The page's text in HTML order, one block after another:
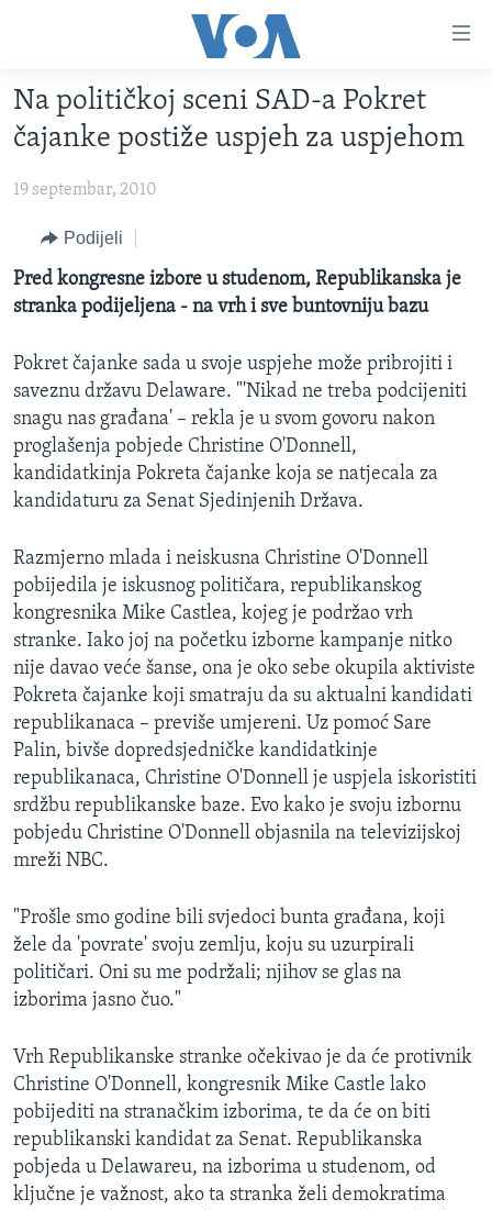
glavni
sadržaj
Pređi
na
navigaciju
Idi
na
TV PROGRAM
VIDEO
FOTOGRAFIJE DANA
VIJESTI
SJEDINJENE AMERIČKE DRŽAVE
BOSNA I HERCEGOVINA
SVIJET
NAUKA I TEHNOLOGIJA
SPECIJALNI PROJEKTI
KORUPCIJA
SLOBODA MEDIJA
ŽENSKA STRANA
IZBJEGLIČKA STRANA
MAGAZIN
O GLASU AMERIKE
Learning English
PRATITE NAS
Jezici
Na političkoj sceni SAD-a Pokret
čajanke postiže uspjeh za uspjehom
19 septembar, 2010
Podijeli
Pred kongresne izbore u studenom, Republikanska je
stranka podijeljena - na vrh i sve buntovniju bazu
Pokret čajanke sada u svoje uspjehe može pribrojiti i
saveznu državu Delaware. "'Nikad ne treba podcijeniti
snagu nas građana' – rekla je u svom govoru nakon
proglašenja pobjede Christine O'Donnell,
kandidatkinja Pokreta čajanke koja se natjecala za
kandidaturu za Senat Sjedinjenih Država.
Razmjerno mlada i neiskusna Christine O'Donnell
pobijedila je iskusnog političara, republikanskog
kongresnika Mike Castlea, kojeg je podržao vrh
stranke. Iako joj na početku izborne kampanje nitko
nije davao veće šanse, ona je oko sebe okupila aktiviste
Pokreta čajanke koji smatraju da su aktualni kandidati
republikanaca – previše umjereni. Uz pomoć Sare
Palin, bivše dopredsjedničke kandidatkinje
republikanaca, Christine O'Donnell je uspjela iskoristiti
srdžbu republikanske baze. Evo kako je svoju izbornu
pobjedu Christine O'Donnell objasnila na televizijskoj
mreži NBC.
"Prošle smo godine bili svjedoci bunta građana, koji
žele da 'povrate' svoju zemlju, koju su uzurpirali
političari. Oni su me podržali; njihov se glas na
izborima jasno čuo."
Vrh Republikanske stranke očekivao je da će protivnik
Christine O'Donnell, kongresnik Mike Castle lako
pobijediti na stranačkim izborima, te da će on biti
republikanski kandidat za Senat. Republikanska
pobjeda u Delawareu, na izborima u studenom, od
ključne je važnost, ako ta stranka želi demokratima